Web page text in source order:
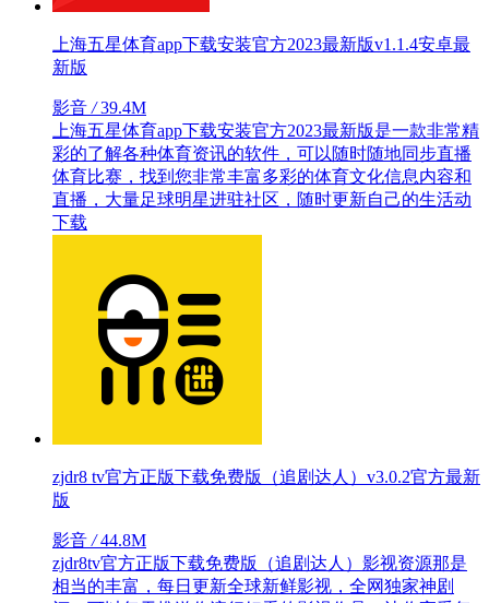
上海五星体育app下载安装官方2023最新版v1.1.4安卓最
新版
影音 /39.4M
上海五星体育app下载安装官方2023最新版是一款非常精
彩的了解各种体育资讯的软件，可以随时随地同步直播
体育比赛，找到您非常丰富多彩的体育文化信息内容和
直播，大量足球明星进驻社区，随时更新自己的生活动
下载
zjdr8 tv官方正版下载免费版（追剧达人）v3.0.2官方最新
版
影音 /44.8M
zjdr8tv官方正版下载免费版（追剧达人）影视资源那是
相当的丰富，每日更新全球新鲜影视，全网独家神剧